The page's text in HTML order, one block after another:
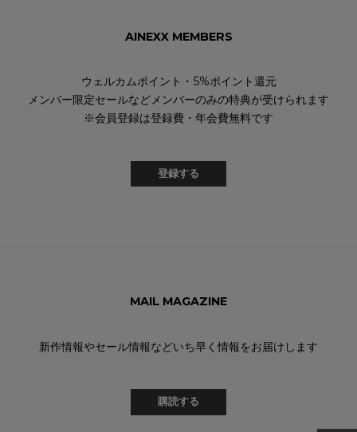
AINEXX MEMBERS
ウェルカムポイント・5%ポイント還元
メンバー限定セールなどメンバーのみの特典が受けられます
※会員登録は登録費・年会費無料です
登録する
MAIL MAGAZINE
新作情報やセール情報などいち早く情報をお届けします
購読する